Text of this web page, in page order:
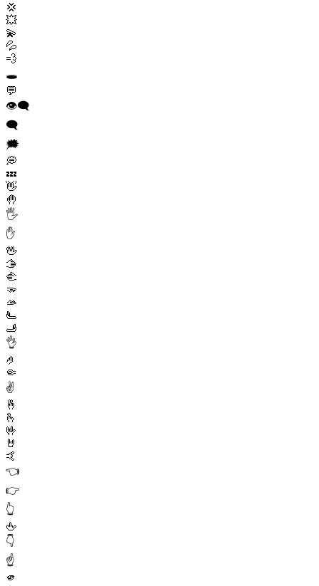
💢
💥
💫
💦
💨
🕳️
💬
👁️‍🗨️
🗨️
🗯️
💭
💤
👋
🤚
🖐️
✋
🖖
🫱
🫲
🫳
🫴
🫷
🫸
👌
🤌
🤏
✌️
🤞
🫰
🤟
🤘
🤙
👈
👉
👆
🖕
👇
☝️
🫵